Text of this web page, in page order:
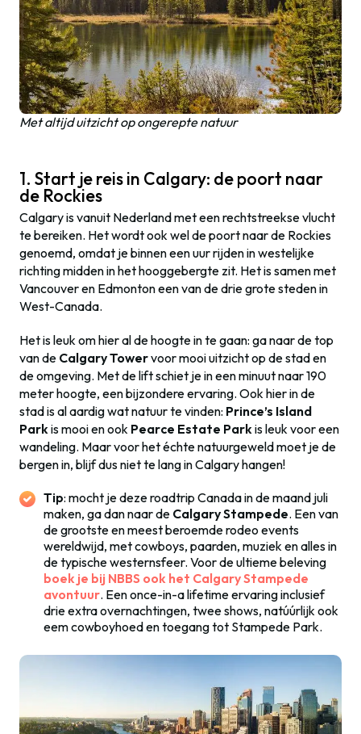
Met altijd uitzicht op ongerepte natuur
1. Start je reis in Calgary: de poort naar
de Rockies
Calgary is vanuit Nederland met een rechtstreekse vlucht
te bereiken. Het wordt ook wel de poort naar de Rockies
genoemd, omdat je binnen een uur rijden in westelijke
richting midden in het hooggebergte zit. Het is samen met
Vancouver en Edmonton een van de drie grote steden in
West-Canada.
Het is leuk om hier al de hoogte in te gaan: ga naar de top
van de Calgary Towervoor mooi uitzicht op de stad en
de omgeving. Met de lift schiet je in een minuut naar 190
meter hoogte, een bijzondere ervaring. Ook hier in de
stad is al aardig wat natuur te vinden: Prince’s Island
Parkis mooi en ook Pearce Estate Parkis leuk voor een
wandeling. Maar voor het échte natuurgeweld moet je de
bergen in, blijf dus niet te lang in Calgary hangen!
Tip: mocht je deze roadtrip Canada in de maand juli
maken, ga dan naar de Calgary Stampede. Een van
de grootste en meest beroemde rodeo events
wereldwijd, met cowboys, paarden, muziek en alles in
de typische westernsfeer. Voor de ultieme beleving
boek je bij NBBS ook het Calgary Stampede
avontuur. Een once-in-a lifetime ervaring inclusief
drie extra overnachtingen, twee shows, natúúrlijk ook
eem cowboyhoed en toegang tot Stampede Park.